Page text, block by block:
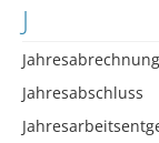
J
Jahresabrechnung
Jahresabschluss